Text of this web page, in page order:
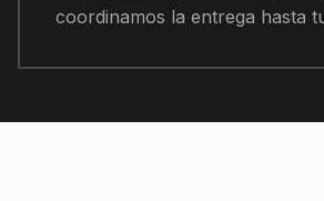
coordinamos la entrega hasta